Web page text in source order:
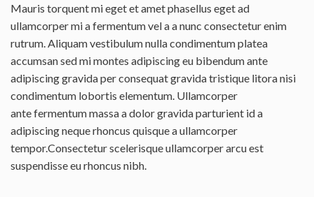
Mauris torquent mi eget et amet phasellus eget ad
ullamcorper mi a fermentum vel a a nunc consectetur enim
rutrum. Aliquam vestibulum nulla condimentum platea
accumsan sed mi montes adipiscing eu bibendum ante
adipiscing gravida per consequat gravida tristique litora nisi
condimentum lobortis elementum. Ullamcorper
ante fermentum massa a dolor gravida parturient id a
adipiscing neque rhoncus quisque a ullamcorper
tempor.Consectetur scelerisque ullamcorper arcu est
suspendisse eu rhoncus nibh.